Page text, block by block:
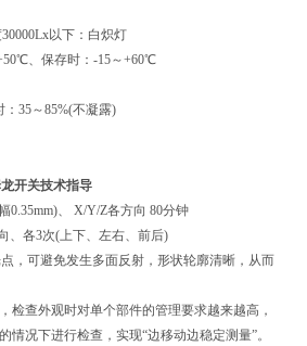
以下：白炽灯
、保存时：-15～+60℃
35～85%(不凝露)
开关技术指导
0.35mm)、 X/Y/Z各方向 80分钟
、各3次(上下、左右、前后)
点，可避免发生多面反射，形状轮廓清晰，从而
检查外观时对单个部件的管理要求越来越高，
情况下进行检查，实现“边移动边稳定测量”。